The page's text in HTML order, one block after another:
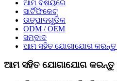
ଆମ ବିଷୟରେ
ସାର୍ଟିଫିକେଟ୍
ଉତ୍ପାଦଗୁଡିକ
ODM / OEM
ସମ୍ବାଦ
ଆମ ସହିତ ଯୋଗାଯୋଗ କରନ୍ତୁ
ଆମ ସହିତ ଯୋଗାଯୋଗ କରନ୍ତୁ